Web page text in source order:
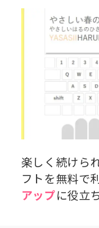
楽しく続けら
フトを無料で
アップに役立